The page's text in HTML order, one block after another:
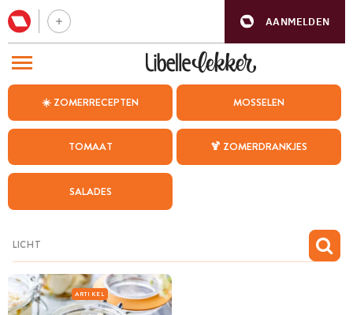
AANMELDEN
☀️ ZOMERRECEPTEN MOSSELEN
TOMAAT 🍹 ZOMERDRANKJES
SALADES
ARTIKEL
BEZOEK ONZE ANDERE WEBSITES
WEEKMENU
CHAT MET MAIA
MIJN BEWAARDE RECEPTEN